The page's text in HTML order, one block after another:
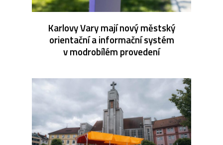
Karlovy Vary mají nový městský
orientační a informační systém
v modrobílém provedení